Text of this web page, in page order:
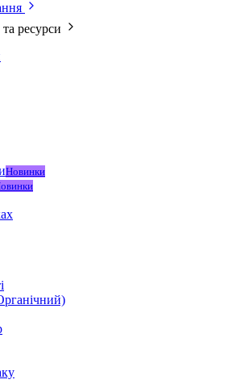
ресурси
Новинки